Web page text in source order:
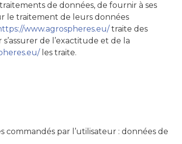
de données, de fournir à ses
le traitement de leurs données
www.agrospheres.eu/ traite des
de l’exactitude et de la
les traite.
par l’utilisateur : données de